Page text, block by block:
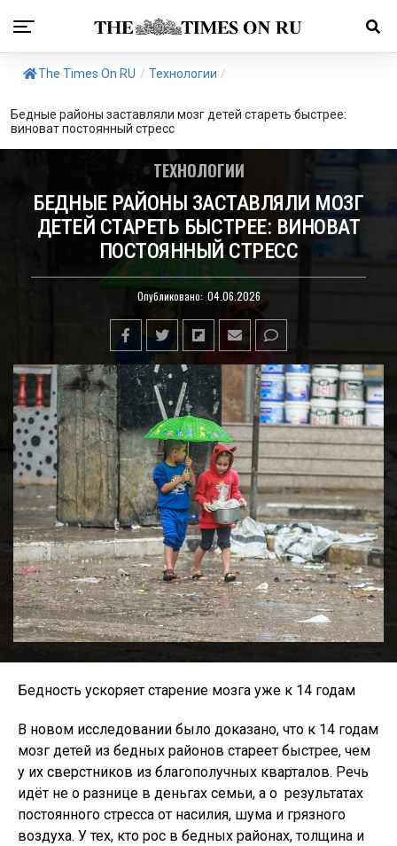
The Times On RU / Технологии /
Бедные районы заставляли мозг детей стареть быстрее:
виноват постоянный стресс
ТЕХНОЛОГИИ
БЕДНЫЕ РАЙОНЫ ЗАСТАВЛЯЛИ МОЗГ
ДЕТЕЙ СТАРЕТЬ БЫСТРЕЕ: ВИНОВАТ
ПОСТОЯННЫЙ СТРЕСС
Опубликовано: 04.06.2026
Бедность ускоряет старение мозга уже к 14 годам
В новом исследовании было доказано, что к 14 годам
мозг детей из бедных районов стареет быстрее, чем
у их сверстников из благополучных кварталов. Речь
идёт не о разнице в деньгах семьи, а о результатах
постоянного стресса от насилия, шума и грязного
воздуха. У тех, кто рос в бедных районах, толщина и